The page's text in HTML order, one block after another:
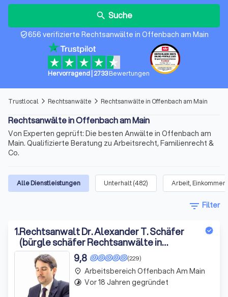
search Suche
verified_user656 verifizierte Rechtsanwälte in Offenbach am Main
Hervorragend| 2733 Bewertungen
Trustlocal arrow_forward_ios Rechtsanwälte arrow_forward_ios Rechtsanwälte in Offenbach am Main
Rechtsanwälte in Offenbach am Main
Von Experten geprüft: Die besten Anwälte in Offenbach am
Main. Qualifizierte Beratung zu Arbeitsrecht, Familienrecht &
Co.
Alle Dienstleistungen Unterhalt(482) Arbeit,
filter_list Filter
1.Rechtsanwalt Dr. Alexander T. Schäfer
(bürgle schäfer Rechtsanwälte in
Bürogemeinschaft)
(229)
9,8
place Arbeitsbereich Offenbach Am Main
timelapse Vor 18 Jahren gegründet